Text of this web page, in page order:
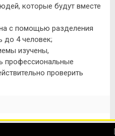
которые будут вместе
с помощью разделения
до 4 человек;
изучены,
профессиональные
проверить